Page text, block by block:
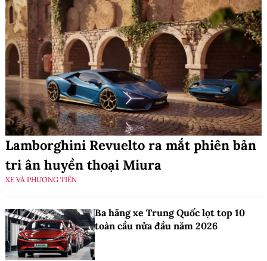
Lamborghini Revuelto ra mắt phiên bản
tri ân huyền thoại Miura
XE VÀ PHƯƠNG TIỆN
Ba hãng xe Trung Quốc lọt top 10
toàn cầu nửa đầu năm 2026